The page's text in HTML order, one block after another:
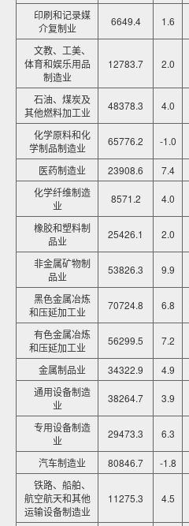
印刷和记录媒
介复制业
6649.4 1.6
文教、工美、
体育和娱乐用品
制造业
12783.7 2.0
石油、煤炭及
其他燃料加工业
48378.3 4.0
化学原料和化
学制品制造业
65776.2 -1.0
医药制造业 23908.6 7.4
化学纤维制造
业
8571.2 4.0
橡胶和塑料制
品业
25426.1 2.0
非金属矿物制
品业
53826.3 9.9
黑色金属冶炼
和压延加工业
70724.8 6.8
有色金属冶炼
和压延加工业
56299.5 7.2
金属制品业 34322.9 4.9
通用设备制造
业
38264.7 3.9
专用设备制造
业
29473.3 6.3
汽车制造业 80846.7 -1.8
铁路、船舶、
航空航天和其他
运输设备制造业
11275.3 4.5